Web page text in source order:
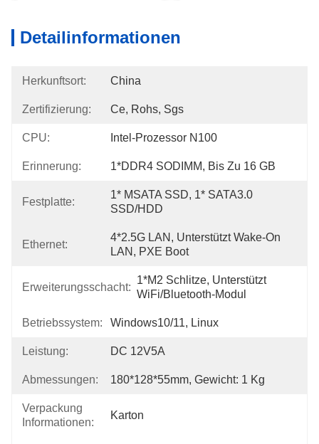
Detailinformationen
Herkunftsort: China
Zertifizierung: Ce, Rohs, Sgs
CPU: Intel-Prozessor N100
Erinnerung: 1*DDR4 SODIMM, Bis Zu 16 GB
Festplatte:
1* MSATA SSD, 1* SATA3.0
SSD/HDD
Ethernet:
4*2.5G LAN, Unterstützt Wake-On
LAN, PXE Boot
Erweiterungsschacht:
1*M2 Schlitze, Unterstützt
WiFi/Bluetooth-Modul
Betriebssystem: Windows10/11, Linux
Leistung: DC 12V5A
Abmessungen: 180*128*55mm, Gewicht: 1 Kg
Verpackung
Informationen:
Karton